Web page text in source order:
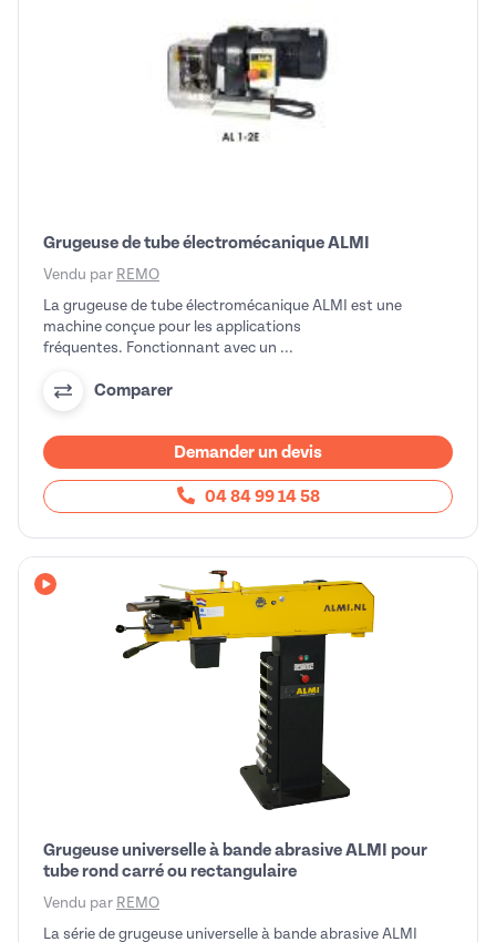
Grugeuse de tube électromécanique ALMI
Vendu par REMO
La grugeuse de tube électromécanique ALMI est une
machine conçue pour les applications
fréquentes. Fonctionnant avec un ...
Comparer
Demander un devis
04 84 99 14 58
Avec vidéo
Grugeuse universelle à bande abrasive ALMI pour
tube rond carré ou rectangulaire
Vendu par REMO
La série de grugeuse universelle à bande abrasive ALMI